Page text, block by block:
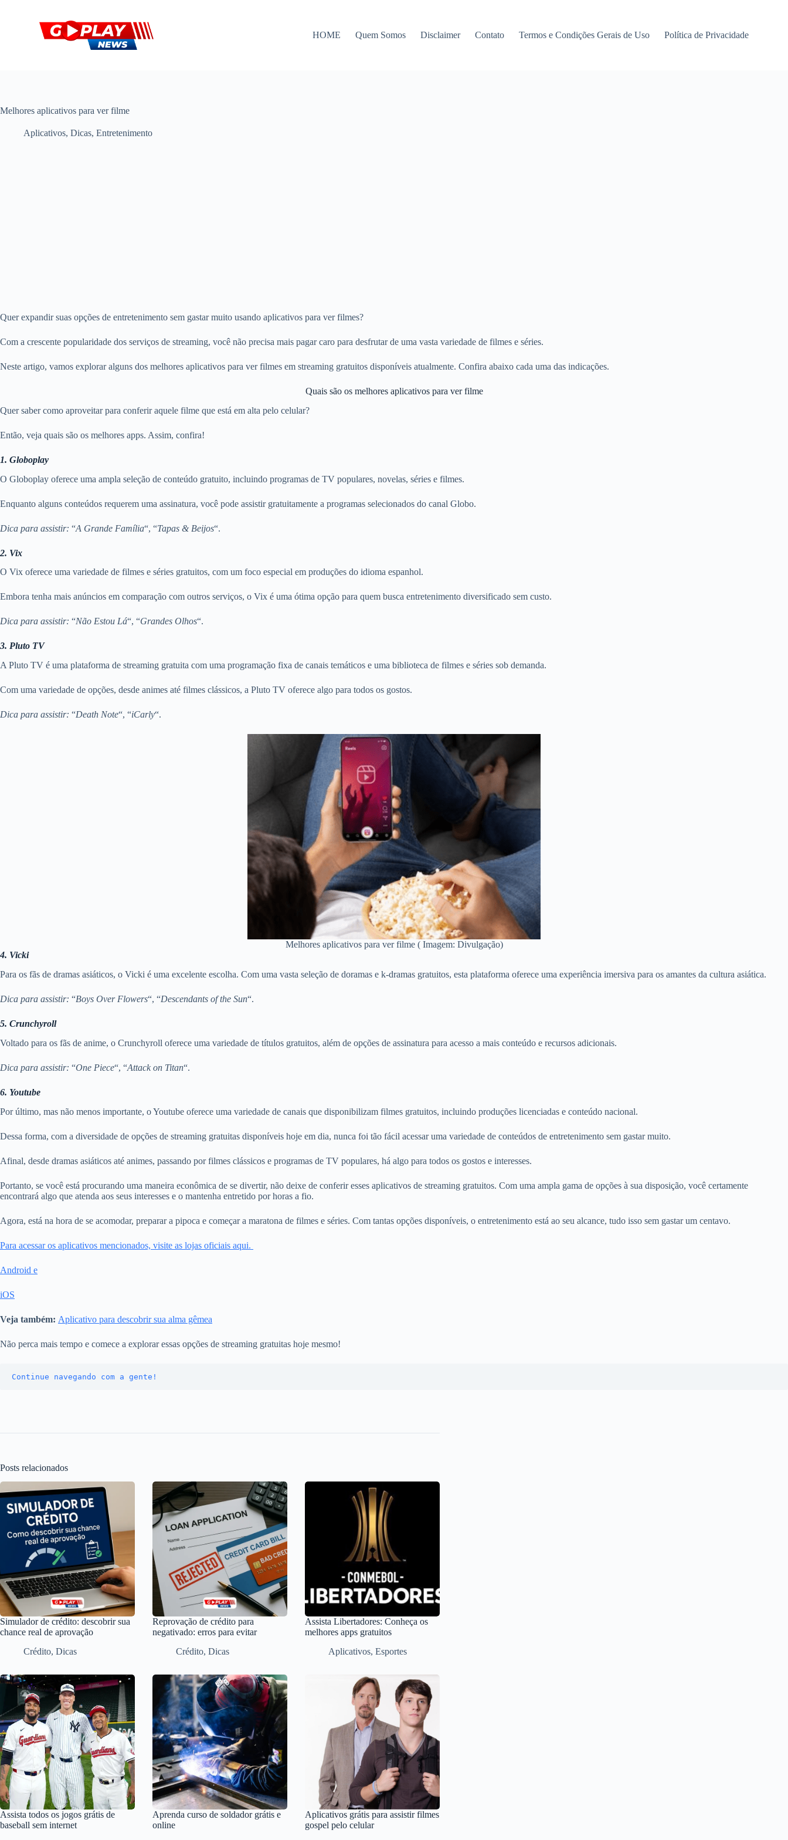
o
c
HOME Quem Somos Disclaimer Contato Termos e Condições Gerais de Uso Política de Privacidade
Melhores aplicativos para ver filme
Aplicativos, Dicas, Entretenimento
Quer expandir suas opções de entretenimento sem gastar muito usando aplicativos para ver filmes?
Com a crescente popularidade dos serviços de streaming, você não precisa mais pagar caro para desfrutar de uma vasta variedade de filmes e séries.
Neste artigo, vamos explorar alguns dos melhores aplicativos para ver filmes em streaming gratuitos disponíveis atualmente. Confira abaixo cada uma das indicações.
Quais são os melhores aplicativos para ver filme
Quer saber como aproveitar para conferir aquele filme que está em alta pelo celular?
Então, veja quais são os melhores apps. Assim, confira!
1. Globoplay
O Globoplay oferece uma ampla seleção de conteúdo gratuito, incluindo programas de TV populares, novelas, séries e filmes.
Enquanto alguns conteúdos requerem uma assinatura, você pode assistir gratuitamente a programas selecionados do canal Globo.
Dica para assistir: “A Grande Família“, “Tapas & Beijos“.
2. Vix
O Vix oferece uma variedade de filmes e séries gratuitos, com um foco especial em produções do idioma espanhol.
Embora tenha mais anúncios em comparação com outros serviços, o Vix é uma ótima opção para quem busca entretenimento diversificado sem custo.
Dica para assistir: “Não Estou Lá“, “Grandes Olhos“.
3. Pluto TV
A Pluto TV é uma plataforma de streaming gratuita com uma programação fixa de canais temáticos e uma biblioteca de filmes e séries sob demanda.
Com uma variedade de opções, desde animes até filmes clássicos, a Pluto TV oferece algo para todos os gostos.
Dica para assistir: “Death Note“, “iCarly“.
Melhores aplicativos para ver filme ( Imagem: Divulgação)
4. Vicki
Para os fãs de dramas asiáticos, o Vicki é uma excelente escolha. Com uma vasta seleção de doramas e k-dramas gratuitos, esta plataforma oferece uma experiência imersiva para os amantes da cultura asiática.
Dica para assistir: “Boys Over Flowers“, “Descendants of the Sun“.
5. Crunchyroll
Voltado para os fãs de anime, o Crunchyroll oferece uma variedade de títulos gratuitos, além de opções de assinatura para acesso a mais conteúdo e recursos adicionais.
Dica para assistir: “One Piece“, “Attack on Titan“.
6. Youtube
Por último, mas não menos importante, o Youtube oferece uma variedade de canais que disponibilizam filmes gratuitos, incluindo produções licenciadas e conteúdo nacional.
Dessa forma, com a diversidade de opções de streaming gratuitas disponíveis hoje em dia, nunca foi tão fácil acessar uma variedade de conteúdos de entretenimento sem gastar muito.
Afinal, desde dramas asiáticos até animes, passando por filmes clássicos e programas de TV populares, há algo para todos os gostos e interesses.
Portanto, se você está procurando uma maneira econômica de se divertir, não deixe de conferir esses aplicativos de streaming gratuitos. Com uma ampla gama de opções à sua disposição, você certamente
encontrará algo que atenda aos seus interesses e o mantenha entretido por horas a fio.
Agora, está na hora de se acomodar, preparar a pipoca e começar a maratona de filmes e séries. Com tantas opções disponíveis, o entretenimento está ao seu alcance, tudo isso sem gastar um centavo.
Para acessar os aplicativos mencionados, visite as lojas oficiais aqui.
Android e
iOS
Veja também: Aplicativo para descobrir sua alma gêmea
Não perca mais tempo e comece a explorar essas opções de streaming gratuitas hoje mesmo!
Continue navegando com a gente!
Posts relacionados
Simulador de crédito: descobrir sua
chance real de aprovação
Crédito, Dicas
Reprovação de crédito para
negativado: erros para evitar
Crédito, Dicas
Assista Libertadores: Conheça os
melhores apps gratuitos
Aplicativos, Esportes
Assista todos os jogos grátis de
baseball sem internet
Aprenda curso de soldador grátis e
online
Aplicativos grátis para assistir filmes
gospel pelo celular